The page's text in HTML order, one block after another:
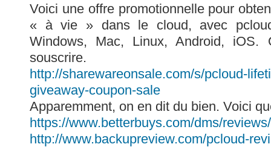
Voici une offre promotionnelle pour
« à vie » dans le cloud, avec
Windows, Mac, Linux, Android, iOS.
souscrire.
http://sharewareonsale.com/s/pcloud-
giveaway-coupon-sale
Apparemment, on en dit du bien. Voici
https://www.betterbuys.com/dms/
http://www.backupreview.com/pcloud-